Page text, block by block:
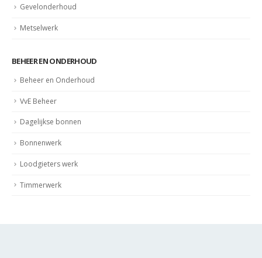
Gevelonderhoud
Metselwerk
BEHEER EN ONDERHOUD
Beheer en Onderhoud
VvE Beheer
Dagelijkse bonnen
Bonnenwerk
Loodgieters werk
Timmerwerk